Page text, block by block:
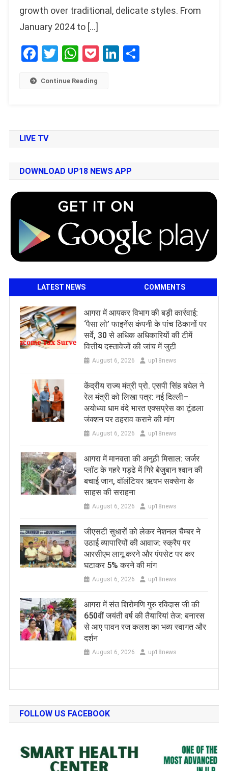
growth over traditional, delicate styles. From
January 2024 to […]
Facebook
Twitter
WhatsApp
PocketLinkedIn
Share
Continue Reading
LIVE TV
DOWNLOAD UP18 NEWS APP
LATEST NEWS COMMENTS
आगरा में आयकर विभाग की बड़ी कार्रवाई:
‘पैसा लो’ फाइनेंस कंपनी के पांच ठिकानों पर
सर्वे, 30 से अधिक अधिकारियों की टीमें
वित्तीय दस्तावेजों की जांच में जुटी
August 6, 2026 up18news
केंद्रीय राज्य मंत्री प्रो. एसपी सिंह बघेल ने
रेल मंत्री को लिखा पत्र: नई दिल्ली–
अयोध्या धाम वंदे भारत एक्सप्रेस का टूंडला
जंक्शन पर ठहराव कराने की मांग
August 6, 2026 up18news
आगरा में मानवता की अनूठी मिसाल: जर्जर
प्लॉट के गहरे गड्ढे में गिरे बेजुबान श्वान की
बचाई जान, वॉलंटियर ऋषभ सक्सेना के
साहस की सराहना
August 6, 2026 up18news
जीएसटी सुधारों को लेकर नेशनल चैम्बर ने
उठाई व्यापारियों की आवाज: स्क्रैप पर
आरसीएम लागू करने और पंपसेट पर कर
घटाकर 5% करने की मांग
August 6, 2026 up18news
आगरा में संत शिरोमणि गुरु रविदास जी की
650वीं जयंती वर्ष की तैयारियां तेज: बनारस
से आए पावन रज कलश का भव्य स्वागत और
दर्शन
August 6, 2026 up18news
FOLLOW US FACEBOOK